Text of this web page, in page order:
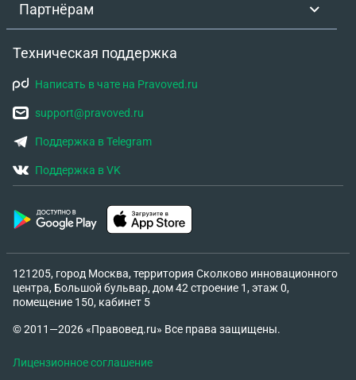
Партнёрам
Техническая поддержка
Написать в чате на Pravoved.ru
support@pravoved.ru
Поддержка в Telegram
Поддержка в VK
121205, город Москва, территория Сколково инновационного
центра, Большой бульвар, дом 42 строение 1, этаж 0,
помещение 150, кабинет 5
© 2011—2026 «Правовед.ru» Все права защищены.
Лицензионное соглашение